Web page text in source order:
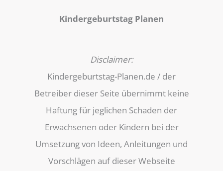
Kindergeburtstag Planen
Disclaimer:
Kindergeburtstag-Planen.de / der
Betreiber dieser Seite übernimmt keine
Haftung für jeglichen Schaden der
Erwachsenen oder Kindern bei der
Umsetzung von Ideen, Anleitungen und
Vorschlägen auf dieser Webseite